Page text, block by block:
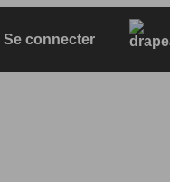
Se connecter